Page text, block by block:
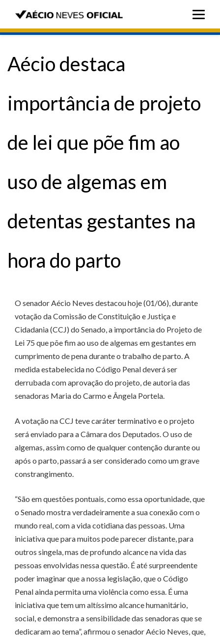
Aécio destaca
importância de projeto
de lei que põe fim ao
uso de algemas em
detentas gestantes na
hora do parto
O senador Aécio Neves destacou hoje (01/06), durante
votação da Comissão de Constituição e Justiça e
Cidadania (CCJ) do Senado, a importância do Projeto de
Lei 75 que põe fim ao uso de algemas em gestantes em
cumprimento de pena durante o trabalho de parto. A
medida estabelecida no Código Penal deverá ser
derrubada com aprovação do projeto, de autoria das
senadoras Maria do Carmo e Ângela Portela.
A votação na CCJ teve caráter terminativo e o projeto
será enviado para a Câmara dos Deputados. O uso de
algemas, assim como de qualquer contenção durante ou
após o parto, passará a ser considerado como um grave
constrangimento.
“São em questões pontuais, como essa oportunidade, que
o Senado mostra verdadeiramente a sua conexão com o
mundo real, com a vida cotidiana das pessoas. Uma
iniciativa que para muitos pode parecer distante, para
outros singela, mas de profundo alcance na vida das
pessoas envolvidas nessa questão. É até surpreendente
poder imaginar que a nossa legislação, que o Código
Penal ainda permita uma violência como essa. É uma
iniciativa que tem um altíssimo alcance humanitário,
social, e demonstra a sensibilidade das senadoras que se
dedicaram ao tema”, afirmou o senador Aécio Neves, que,